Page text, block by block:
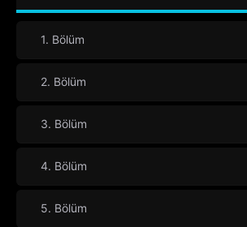
1. Bölüm
2. Bölüm
3. Bölüm
4. Bölüm
5. Bölüm